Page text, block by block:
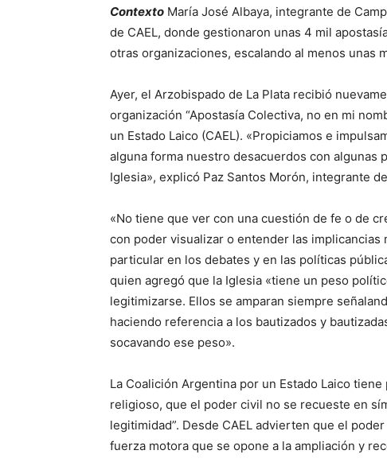
Contexto María José Albaya, integrante de
de CAEL, donde gestionaron unas 4 mil
otras organizaciones, escalando al menos unas
Ayer, el Arzobispado de La Plata recibió
organización “Apostasía Colectiva, no en mi
un Estado Laico (CAEL). «Propiciamos e
alguna forma nuestro desacuerdos con algunas
Iglesia», explicó Paz Santos Morón, integrante
«No tiene que ver con una cuestión de fe o de
con poder visualizar o entender las
particular en los debates y en las políticas
quien agregó que la Iglesia «tiene un peso
legitimizarse. Ellos se amparan siempre
haciendo referencia a los bautizados y
socavando ese peso».
La Coalición Argentina por un Estado Laico
religioso, que el poder civil no se recueste en
legitimidad”. Desde CAEL advierten que el
fuerza motora que se opone a la ampliación y